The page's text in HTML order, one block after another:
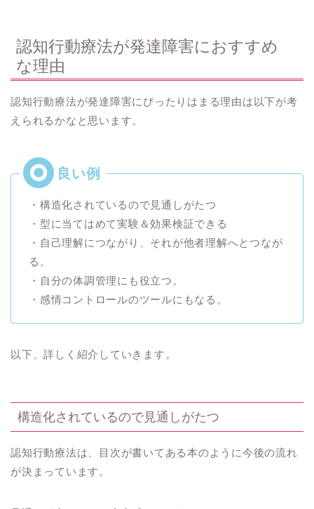
認知行動療法が発達障害におすすめ
な理由
認知行動療法が発達障害にぴったりはまる理由は以下が考
えられるかなと思います。
・構造化されているので見通しがたつ
・型に当てはめて実験＆効果検証できる
・自己理解につながり、それが他者理解へとつなが
る。
・自分の体調管理にも役立つ。
・感情コントロールのツールにもなる。
以下、詳しく紹介していきます。
構造化されているので見通しがたつ
認知行動療法は、目次が書いてある本のように今後の流れ
が決まっています。